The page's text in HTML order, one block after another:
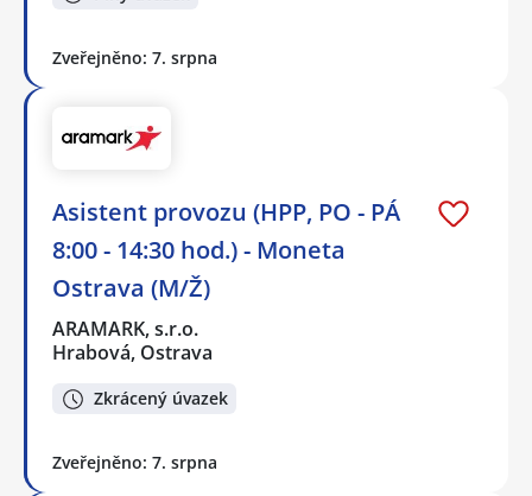
Zveřejněno: 7. srpna
Asistent provozu (HPP, PO - PÁ
8:00 - 14:30 hod.) - Moneta
Ostrava (M/Ž)
ARAMARK, s.r.o.
Hrabová, Ostrava
Zkrácený úvazek
Zveřejněno: 7. srpna